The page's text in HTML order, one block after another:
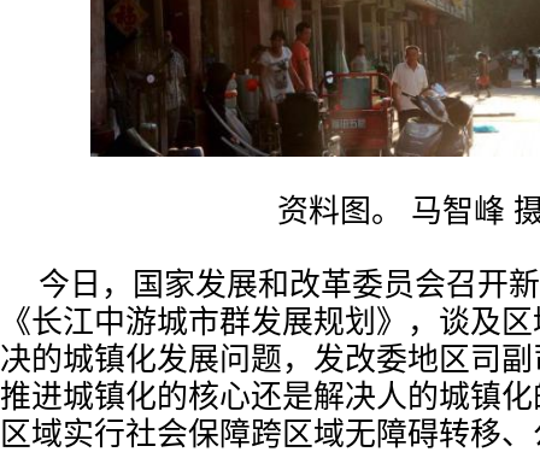
资料图。 马智峰
今日，国家发展和改革委员会召开
《长江中游城市群发展规划》，谈及
决的城镇化发展问题，发改委地区司
推进城镇化的核心还是解决人的城镇
区域实行社会保障跨区域无障碍转移